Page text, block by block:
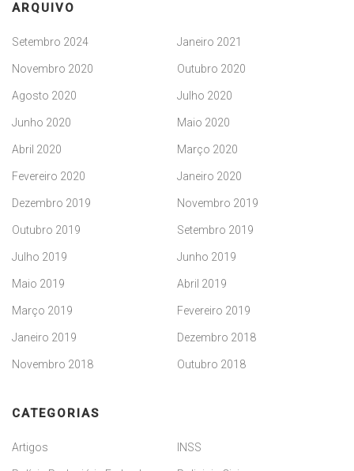
ARQUIVO
Setembro 2024 Janeiro 2021
Novembro 2020 Outubro 2020
Agosto 2020 Julho 2020
Junho 2020 Maio 2020
Abril 2020 Março 2020
Fevereiro 2020 Janeiro 2020
Dezembro 2019 Novembro 2019
Outubro 2019 Setembro 2019
Julho 2019 Junho 2019
Maio 2019 Abril 2019
Março 2019 Fevereiro 2019
Janeiro 2019 Dezembro 2018
Novembro 2018 Outubro 2018
CATEGORIAS
Artigos INSS